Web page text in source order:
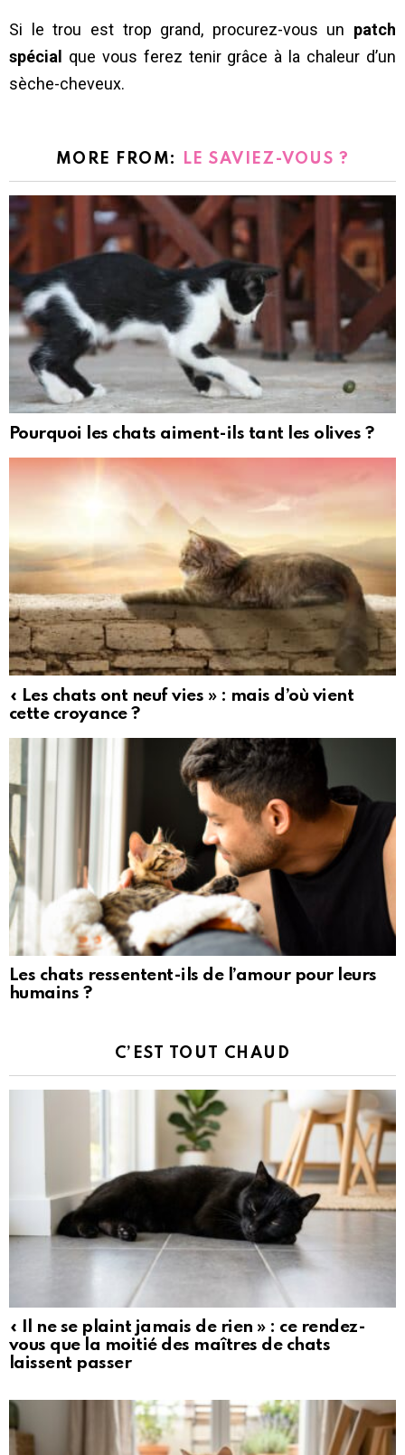
Si le trou est trop grand, procurez-vous un patch
spécial
que vous ferez tenir grâce à la chaleur d’un
sèche-cheveux.
MORE FROM: LE SAVIEZ-VOUS ?
Pourquoi les chats aiment-ils tant les olives ?
« Les chats ont neuf vies » : mais d’où vient
cette croyance ?
Les chats ressentent-ils de l’amour pour leurs
humains ?
C’EST TOUT CHAUD
« Il ne se plaint jamais de rien » : ce rendez-
vous que la moitié des maîtres de chats
laissent passer